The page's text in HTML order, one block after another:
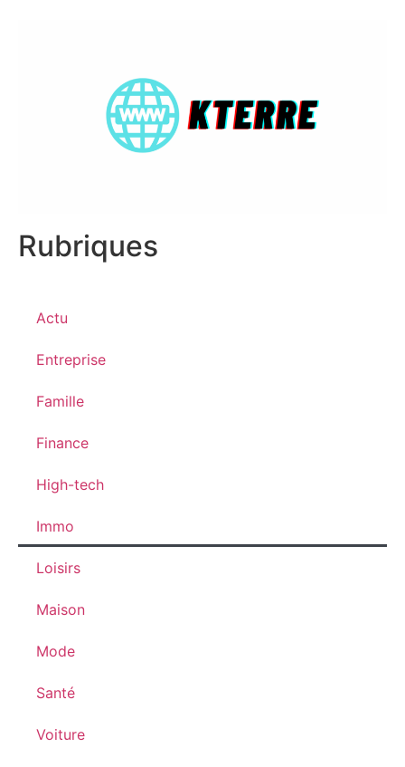
Rubriques
Actu
Entreprise
Famille
Finance
High-tech
Immo
Loisirs
Maison
Mode
Santé
Voiture